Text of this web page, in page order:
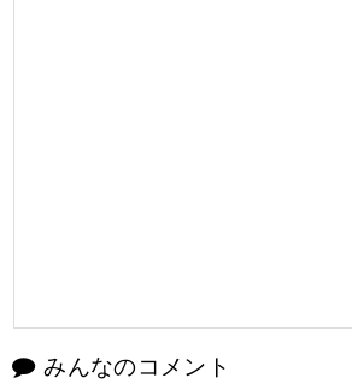
みんなのコメント